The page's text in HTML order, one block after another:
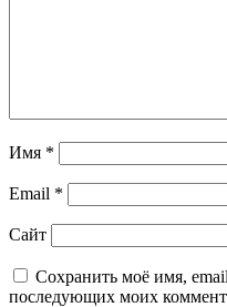
Имя *
Email *
Сайт
Сохранить моё имя,
последующих моих